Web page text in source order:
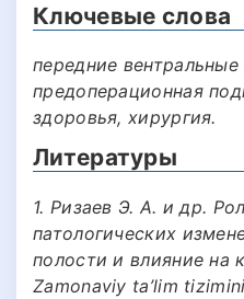
Ключевые слова
передние
предоперационная
здоровья, хирургия.
Литературы
1. Ризаев Э. А. и др.
патологических
полости и влияние на
Zamonaviy ta’lim